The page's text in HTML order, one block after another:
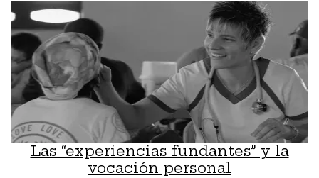
Las “experiencias fundantes” y la
vocación personal